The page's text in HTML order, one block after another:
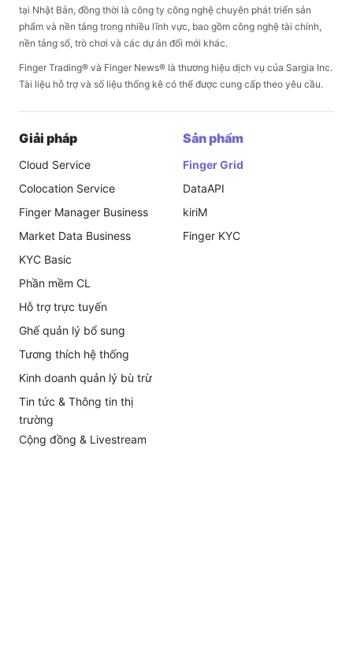
tại Nhật Bản, đồng thời là công ty công nghệ chuyên phát triển sản
phẩm và nền tảng trong nhiều lĩnh vực, bao gồm công nghệ tài chính,
nền tảng số, trò chơi và các dự án đổi mới khác.
Finger Trading® và Finger News® là thương hiệu dịch vụ của Sargia Inc.
Tài liệu hỗ trợ và số liệu thống kê có thể được cung cấp theo yêu cầu.
Giải pháp
Cloud Service
Colocation Service
Finger Manager Business
Market Data Business
KYC Basic
Phần mềm CL
Hỗ trợ trực tuyến
Ghế quản lý bổ sung
Tương thích hệ thống
Kinh doanh quản lý bù trừ
Tin tức & Thông tin thị
trường
Cộng đồng & Livestream
Sản phẩm
Finger Grid
DataAPI
kiriM
Finger KYC